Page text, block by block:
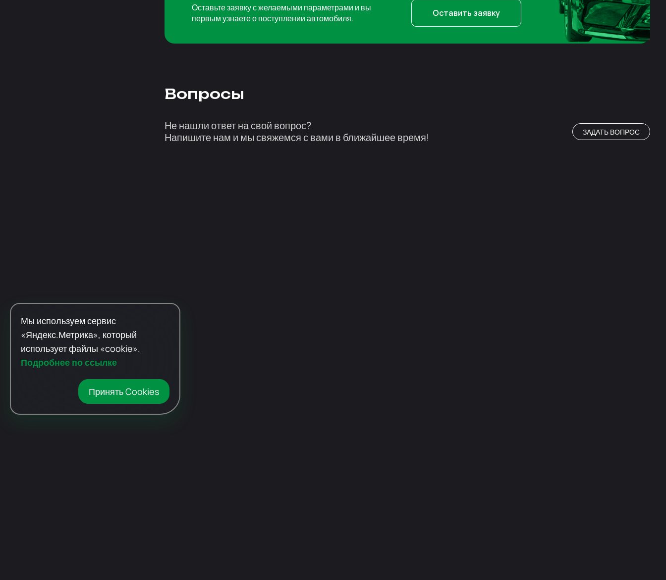
Оставьте заявку с желаемыми параметрами и вы
первым узнаете о поступлении автомобиля.
Оставить заявку
Вопросы
Не нашли ответ на свой вопрос?
Напишите нам и мы свяжемся с вами в ближайшее время!
ЗАДАТЬ ВОПРОС
Мы используем сервис
«Яндекс.Метрика», который
использует файлы «cookie».
Подробнее по ссылке
Принять Cookies